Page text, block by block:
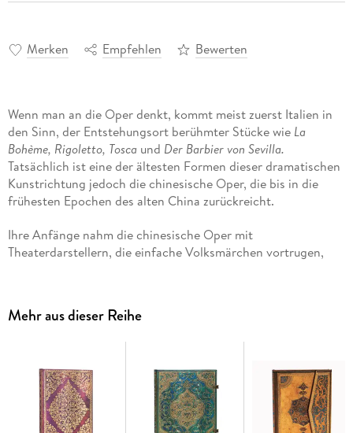
Merken Empfehlen Bewerten
Wenn man an die Oper denkt, kommt meist zuerst Italien in
den Sinn, der Entstehungsort berühmter Stücke wie La
Bohème, Rigoletto, Tosca und Der Barbier von Sevilla.
Tatsächlich ist eine der ältesten Formen dieser dramatischen
Kunstrichtung jedoch die chinesische Oper, die bis in die
frühesten Epochen des alten China zurückreicht.
Ihre Anfänge nahm die chinesische Oper mit
Theaterdarstellern, die einfache Volksmärchen vortrugen,
poetischen NamenLiyuan
Zeitpunkt an wurden die Darsteller der chinesischen Oper
Im 18. und 19. Jahrhundert erreichte das chinesische Theater
seinen Höhepunkt. Unter der Schirmherrschaft des Qing-
Hofs (16441911) erklangen unzählige Opernaufführungen in
Mehr aus dieser Reihe